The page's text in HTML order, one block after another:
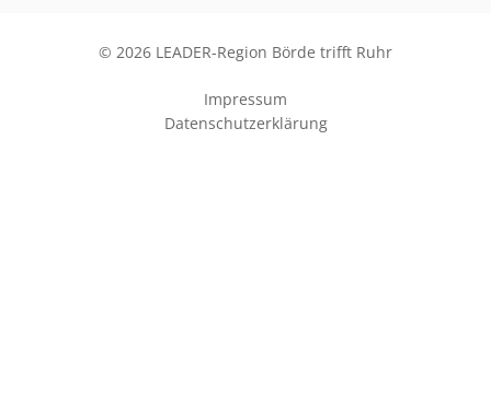
© 2026 LEADER-Region Börde trifft Ruhr
Impressum
Datenschutzerklärung